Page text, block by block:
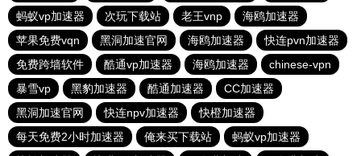
蚂蚁vp加速器
次玩下载站 老王vnp
海鸥加速器
苹果免费vqn
黑洞加速官网 海鸥加速器
快连pvn加速器
免费跨墙软件
酷通vp加速器 海鸥加速器
chinese-vpn
暴雪vp
黑豹加速器 酷通加速器
CC加速器
黑洞加速官网
快连npv加速器
快橙加速器
每天免费2小时加速器
俺来买下载站
蚂蚁vp加速器